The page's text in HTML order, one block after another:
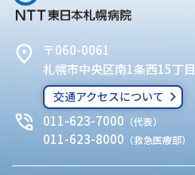
〒060-0061
札幌市中央区南1条西15丁目
交通アクセスについて
011-623-7000 （代表）
011-623-8000 （救急医療部）